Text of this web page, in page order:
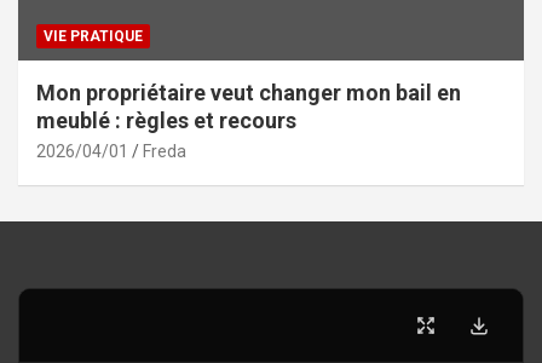
VIE PRATIQUE
Mon propriétaire veut changer mon bail en
meublé : règles et recours
2026/04/01 Freda